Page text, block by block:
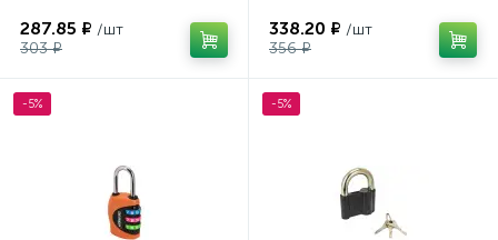
287.85 ₽ /шт
303 ₽
338.20 ₽ /шт
356 ₽
-5% -5%